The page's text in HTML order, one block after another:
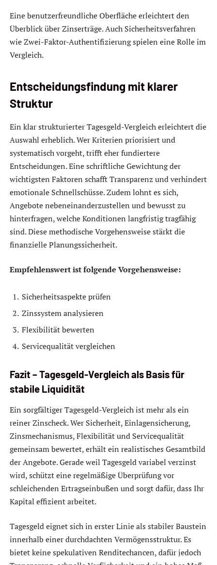
Eine benutzerfreundliche Oberfläche erleichtert den
Überblick über Zinserträge. Auch Sicherheitsverfahren
wie Zwei-Faktor-Authentifizierung spielen eine Rolle im
Vergleich.
Entscheidungsfindung mit klarer
Struktur
Ein klar strukturierter Tagesgeld-Vergleich erleichtert die
Auswahl erheblich. Wer Kriterien priorisiert und
systematisch vorgeht, trifft eher fundiertere
Entscheidungen. Eine schriftliche Gewichtung der
wichtigsten Faktoren schafft Transparenz und verhindert
emotionale Schnellschüsse. Zudem lohnt es sich,
Angebote nebeneinanderzustellen und bewusst zu
hinterfragen, welche Konditionen langfristig tragfähig
sind. Diese methodische Vorgehensweise stärkt die
finanzielle Planungssicherheit.
Empfehlenswert ist folgende Vorgehensweise:
Sicherheitsaspekte prüfen
Zinssystem analysieren
Flexibilität bewerten
Servicequalität vergleichen
Fazit – Tagesgeld-Vergleich als Basis für
stabile Liquidität
Ein sorgfältiger Tagesgeld-Vergleich ist mehr als ein
reiner Zinscheck. Wer Sicherheit, Einlagensicherung,
Zinsmechanismus, Flexibilität und Servicequalität
gemeinsam bewertet, erhält ein realistisches Gesamtbild
der Angebote. Gerade weil Tagesgeld variabel verzinst
wird, schützt eine regelmäßige Überprüfung vor
schleichenden Ertragseinbußen und sorgt dafür, dass Ihr
Kapital effizient arbeitet.
Tagesgeld eignet sich in erster Linie als stabiler Baustein
innerhalb einer durchdachten Vermögensstruktur. Es
bietet keine spekulativen Renditechancen, dafür jedoch